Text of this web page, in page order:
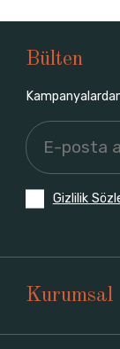
Bülten
Gizlilik
Kurumsal